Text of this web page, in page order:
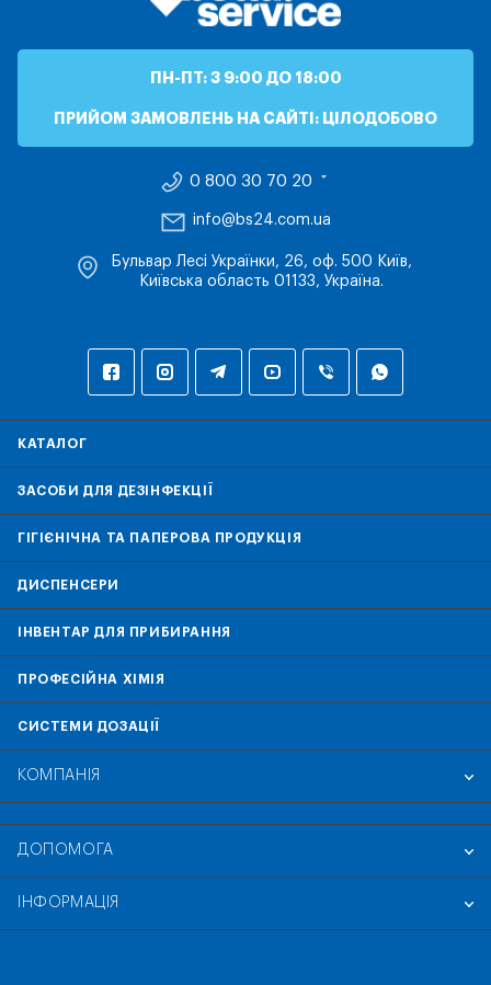
ПН-ПТ: З 9:00 ДО 18:00
ПРИЙОМ ЗАМОВЛЕНЬ НА САЙТІ: ЦІЛОДОБОВО
0 800 30 70 20
info@bs24.com.ua
Бульвар Лесі Українки, 26, оф. 500 Київ,
Київська область 01133, Україна.
КАТАЛОГ
ЗАСОБИ ДЛЯ ДЕЗІНФЕКЦІЇ
ГІГІЄНІЧНА ТА ПАПЕРОВА ПРОДУКЦІЯ
ДИСПЕНСЕРИ
ІНВЕНТАР ДЛЯ ПРИБИРАННЯ
ПРОФЕСІЙНА ХІМІЯ
СИСТЕМИ ДОЗАЦІЇ
КОМПАНІЯ
ДОПОМОГА
ІНФОРМАЦІЯ